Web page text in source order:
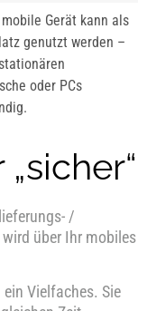
Gerät kann als
genutzt werden –
oder PCs
/
über Ihr mobiles
Vielfaches. Sie